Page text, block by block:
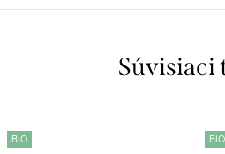
Súvisiaci
BIO BIO